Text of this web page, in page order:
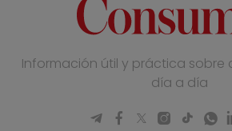
Información útil y práctica sobre
día a día